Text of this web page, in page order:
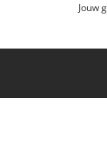
Jouw